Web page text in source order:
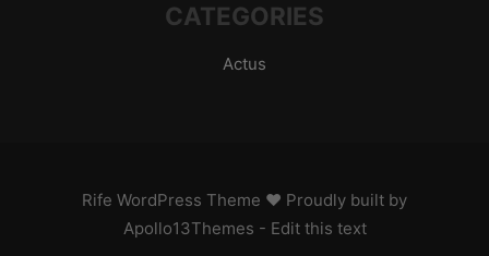
CATEGORIES
Actus
Rife WordPress Theme ♥ Proudly built by
Apollo13Themes - Edit this text